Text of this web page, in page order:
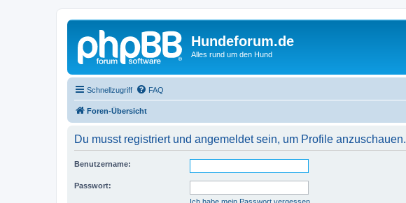
Hundeforum.de
Alles rund um den Hund
Schnellzugriff FAQ
Foren-Übersicht
Du musst registriert und angemeldet sein, um Profile anzuschauen.
Benutzername:
Passwort:
Ich habe mein Passwort vergessen